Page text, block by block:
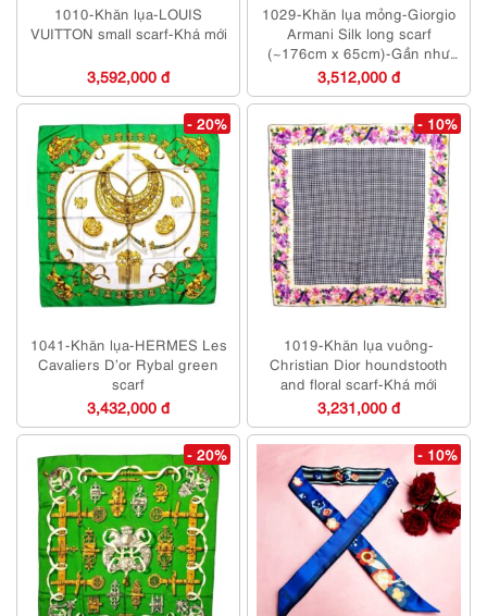
1010-Khăn lụa-LOUIS
VUITTON small scarf-Khá mới
3,592,000 đ
1029-Khăn lụa mỏng-Giorgio
Armani Silk long scarf
(~176cm x 65cm)-Gần như
mới
3,512,000 đ
- 20%
1041-Khăn lụa-HERMES Les
Cavaliers D’or Rybal green
scarf
3,432,000 đ
- 10%
1019-Khăn lụa vuông-
Christian Dior houndstooth
and floral scarf-Khá mới
3,231,000 đ
- 20% - 10%